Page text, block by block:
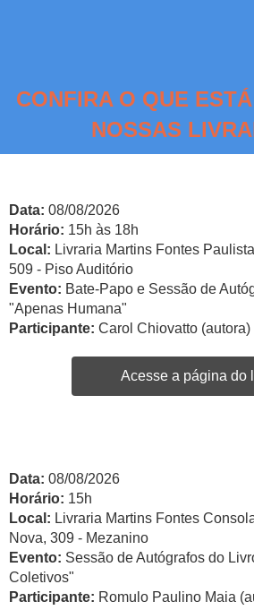
CONFIRA O QUE
NOSSAS
Data: 08/08/2026
Horário: 15h às 18h
Local: Livraria Martins Fontes
509 - Piso Auditório
Evento: Bate-Papo e Sessão de
"Apenas Humana"
Participante: Carol Chiovatto (autora)
Acesse a página do
Data: 08/08/2026
Horário: 15h
Local: Livraria Martins Fontes
Nova, 309 - Mezanino
Evento: Sessão de Autógrafos do
Coletivos"
Participante: Romulo Paulino Maia